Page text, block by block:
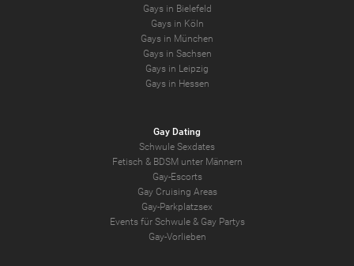
Gays in Bielefeld
Gays in Köln
Gays in München
Gays in Sachsen
Gays in Leipzig
Gays in Hessen
Gay Dating
Schwule Sexdates
Fetisch & BDSM unter Männern
Gay-Escorts
Gay Cruising Areas
Gay-Parkplatzsex
Events für Schwule & Gay Partys
Gay-Vorlieben